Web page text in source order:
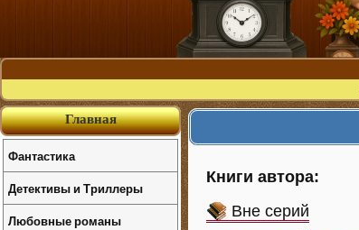
Книги автора:
Вне серий
Главная
Фантастика
Детективы и Триллеры
Любовные романы